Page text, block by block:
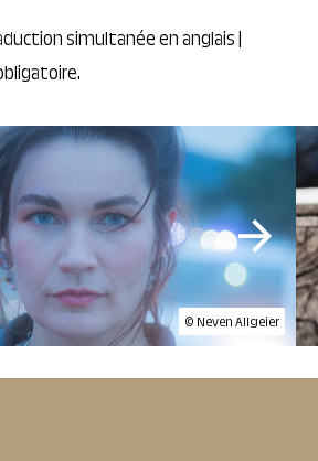
simultanée en anglais |
© Neven Allgeier